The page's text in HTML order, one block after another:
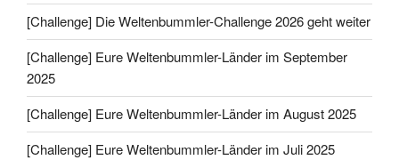
[Challenge] Die Weltenbummler-Challenge 2026 geht weiter
[Challenge] Eure Weltenbummler-Länder im September
2025
[Challenge] Eure Weltenbummler-Länder im August 2025
[Challenge] Eure Weltenbummler-Länder im Juli 2025